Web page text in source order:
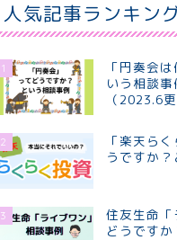
人気記事ランキン
1
「円奏会
いう相談
（2023.6
2
「楽天ら
うですか
3
住友生命「
どうです